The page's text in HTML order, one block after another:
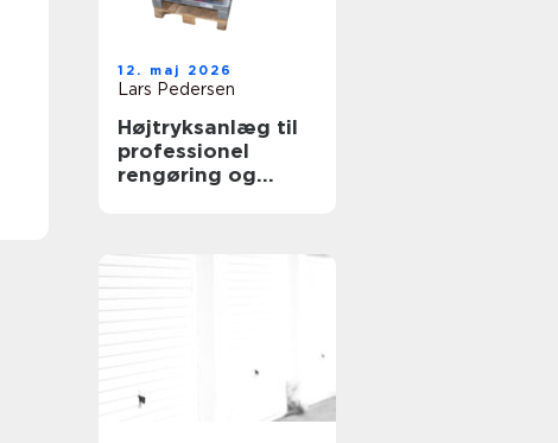
12. maj 2026
Lars Pedersen
Højtryksanlæg til
professionel
rengøring og